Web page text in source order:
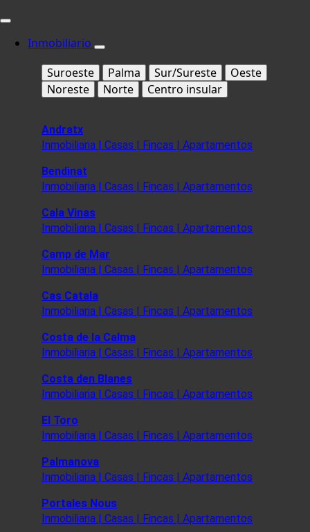
Inmobiliario
Suroeste
Palma Sur/Sureste
Oeste
Noreste
Norte Centro insular
Andratx
Inmobiliaria | Casas | Fincas | Apartamentos
Bendinat
Inmobiliaria | Casas | Fincas | Apartamentos
Cala Vinas
Inmobiliaria | Casas | Fincas | Apartamentos
Camp de Mar
Inmobiliaria | Casas | Fincas | Apartamentos
Cas Catala
Inmobiliaria | Casas | Fincas | Apartamentos
Costa de la Calma
Inmobiliaria | Casas | Fincas | Apartamentos
Costa den Blanes
Inmobiliaria | Casas | Fincas | Apartamentos
El Toro
Inmobiliaria | Casas | Fincas | Apartamentos
Palmanova
Inmobiliaria | Casas | Fincas | Apartamentos
Portales Nous
Inmobiliaria | Casas | Fincas | Apartamentos